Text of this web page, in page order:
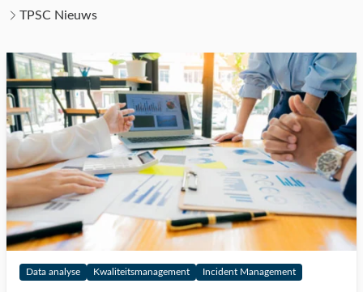
TPSC Nieuws
Data analyse Kwaliteitsmanagement Incident Management